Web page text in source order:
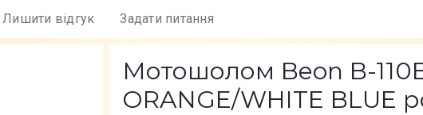
Лишити вiдгук Задати питання
Мотошолом Beon B-
ORANGE/WHITE BLUE